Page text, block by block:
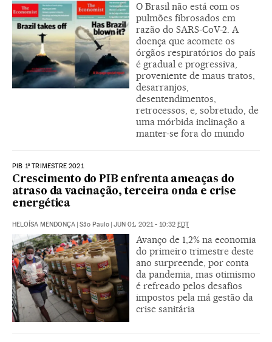
O Brasil não está com os
pulmões fibrosados em
razão do SARS-CoV-2. A
doença que acomete os
órgãos respiratórios do país
é gradual e progressiva,
proveniente de maus tratos,
desarranjos,
desentendimentos,
retrocessos, e, sobretudo, de
uma mórbida inclinação a
manter-se fora do mundo
PIB 1º TRIMESTRE 2021
Crescimento do PIB enfrenta ameaças do
atraso da vacinação, terceira onda e crise
energética
HELOÍSA MENDONÇA São Paulo JUN 01, 2021 - 10:32 EDT
Avanço de 1,2% na economia
do primeiro trimestre deste
ano surpreende, por conta
da pandemia, mas otimismo
é refreado pelos desafios
impostos pela má gestão da
crise sanitária